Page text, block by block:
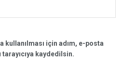
kullanılması için adım, e-posta
kaydedilsin.